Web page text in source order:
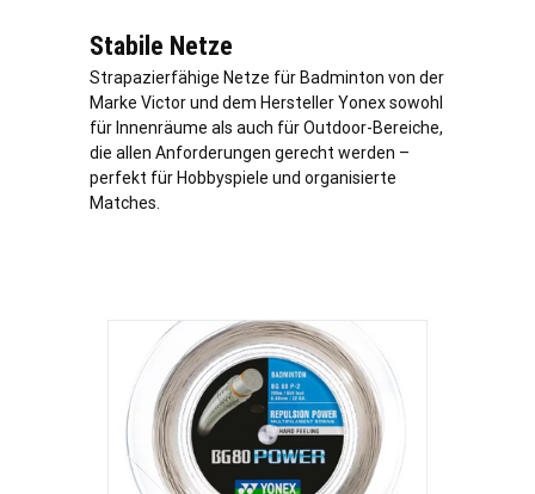
Stabile Netze
Strapazierfähige Netze für Badminton von der
Marke Victor und dem Hersteller Yonex sowohl
für Innenräume als auch für Outdoor-Bereiche,
die allen Anforderungen gerecht werden –
perfekt für Hobbyspiele und organisierte
Matches.